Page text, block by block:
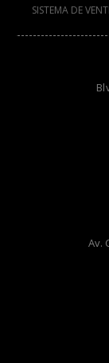
SISTEMA DE
Av.